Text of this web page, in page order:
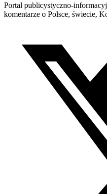
Portal publicystyczno-
komentarze o Polsce, świecie,